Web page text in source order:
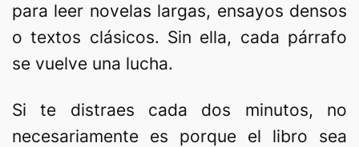
para leer novelas largas, ensayos densos
o textos clásicos. Sin ella, cada párrafo
se vuelve una lucha.
Si te distraes cada dos minutos, no
necesariamente es porque el libro sea